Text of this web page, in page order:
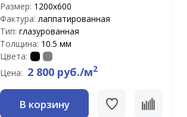
Размер: 1200х600
Фактура: лаппатированная
Тип: глазурованная
Толщина: 10.5 мм
Цвета:
Цена: 2 800 руб./м2
В корзину